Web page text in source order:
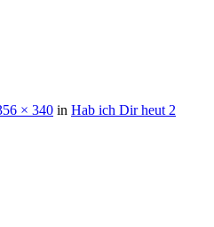
× 340 in Hab ich Dir heut 2